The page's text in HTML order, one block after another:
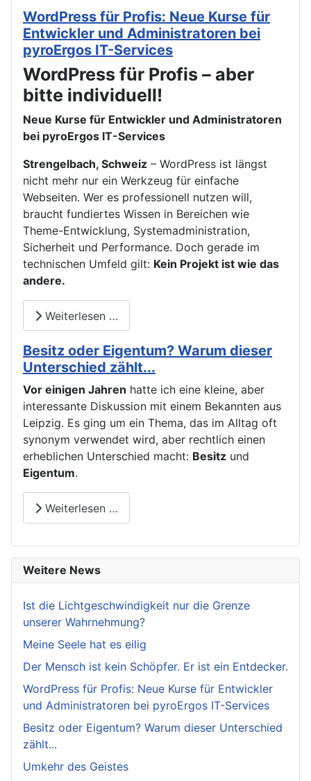
WordPress für Profis: Neue Kurse für
Entwickler und Administratoren bei
pyroErgos IT-Services
WordPress für Profis – aber
bitte individuell!
Neue Kurse für Entwickler und Administratoren
bei pyroErgos IT-Services
Strengelbach, Schweiz – WordPress ist längst
nicht mehr nur ein Werkzeug für einfache
Webseiten. Wer es professionell nutzen will,
braucht fundiertes Wissen in Bereichen wie
Theme-Entwicklung, Systemadministration,
Sicherheit und Performance. Doch gerade im
technischen Umfeld gilt: Kein Projekt ist wie das
andere.
Weiterlesen …
Besitz oder Eigentum? Warum dieser
Unterschied zählt...
Vor einigen Jahren hatte ich eine kleine, aber
interessante Diskussion mit einem Bekannten aus
Leipzig. Es ging um ein Thema, das im Alltag oft
synonym verwendet wird, aber rechtlich einen
erheblichen Unterschied macht: Besitz und
Eigentum.
Weiterlesen …
Weitere News
Ist die Lichtgeschwindigkeit nur die Grenze
unserer Wahrnehmung?
Meine Seele hat es eilig
Der Mensch ist kein Schöpfer. Er ist ein Entdecker.
WordPress für Profis: Neue Kurse für Entwickler
und Administratoren bei pyroErgos IT-Services
Besitz oder Eigentum? Warum dieser Unterschied
zählt...
Umkehr des Geistes